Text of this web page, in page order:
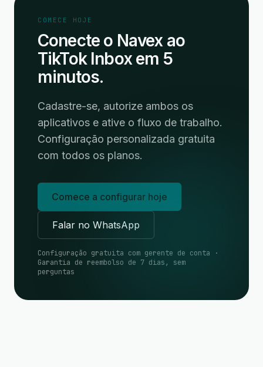
COMECE HOJE
Conecte o Navex ao
TikTok Inbox em 5
minutos.
Cadastre-se, autorize ambos os
aplicativos e ative o fluxo de trabalho.
Configuração personalizada gratuita
com todos os planos.
Comece a configurar hoje
Falar no WhatsApp
Configuração gratuita com gerente de conta ·
Garantia de reembolso de 7 dias, sem
perguntas